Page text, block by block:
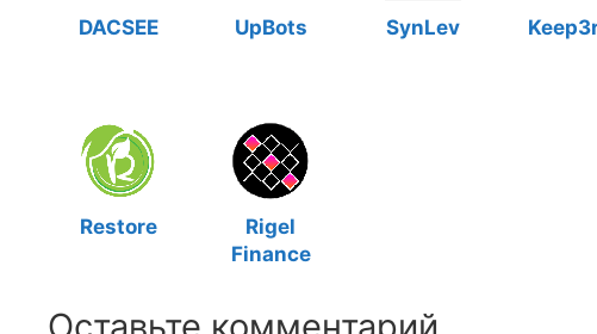
DACSEE UpBots SynLev
Restore
Rigel
Finance